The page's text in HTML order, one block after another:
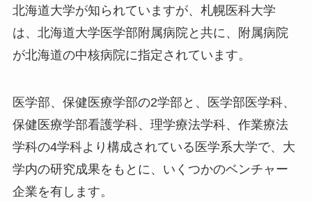
北海道大学が知られていますが、札幌医科大学
は、北海道大学医学部附属病院と共に、附属病院
が北海道の中核病院に指定されています。
医学部、保健医療学部の2学部と、医学部医学科、
保健医療学部看護学科、理学療法学科、作業療法
学科の4学科より構成されている医学系大学で、大
学内の研究成果をもとに、いくつかのベンチャー
企業を有します。